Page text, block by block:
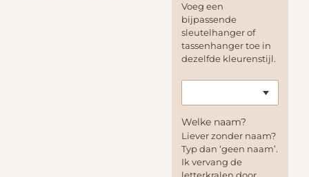
Voeg een
bijpassende
sleutelhanger of
tassenhanger toe in
dezelfde kleurenstijl.
Welke naam?
Liever zonder naam?
Typ dan ‘geen naam’.
Ik vervang de
letterkralen door